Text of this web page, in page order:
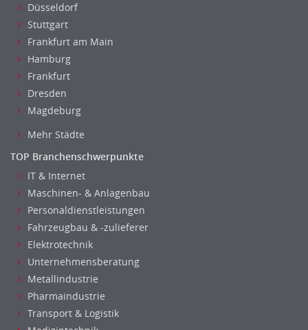
Düsseldorf
Stuttgart
Frankfurt am Main
Hamburg
Frankfurt
Dresden
Magdeburg
Mehr Städte
TOP Branchenschwerpunkte
IT & Internet
Maschinen- & Anlagenbau
Personaldienstleistungen
Fahrzeugbau & -zulieferer
Elektrotechnik
Unternehmensberatung
Metallindustrie
Pharmaindustrie
Transport & Logistik